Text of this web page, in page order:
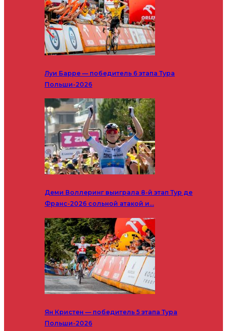
Луи Барре — победитель 6 этапа Тура
Польши-2026
Деми Воллеринг выиграла 8-й этап Тур де
Франс-2026 сольной атакой и…
Ян Кристен — победитель 5 этапа Тура
Польши-2026